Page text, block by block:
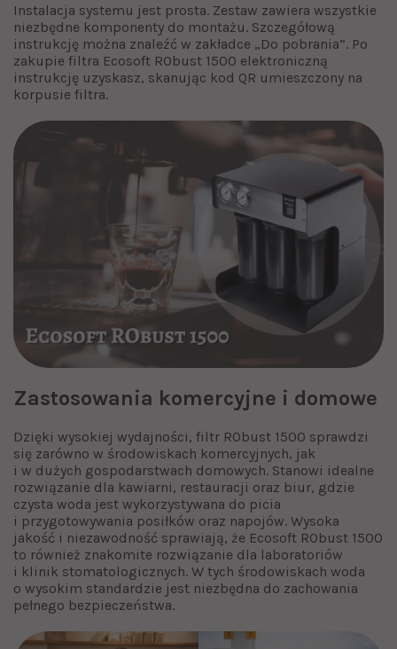
Instalacja systemu jest prosta. Zestaw zawiera wszystkie
niezbędne komponenty do montażu. Szczegółową
instrukcję można znaleźć w zakładce „Do pobrania”. Po
zakupie filtra Ecosoft RObust 1500 elektroniczną
instrukcję uzyskasz, skanując kod QR umieszczony na
korpusie filtra.
Zastosowania komercyjne i domowe
Dzięki wysokiej wydajności, filtr RObust 1500 sprawdzi
się zarówno w środowiskach komercyjnych, jak
i w dużych gospodarstwach domowych. Stanowi idealne
rozwiązanie dla kawiarni, restauracji oraz biur, gdzie
czysta woda jest wykorzystywana do picia
i przygotowywania posiłków oraz napojów. Wysoka
jakość i niezawodność sprawiają, że Ecosoft RObust 1500
to również znakomite rozwiązanie dla laboratoriów
i klinik stomatologicznych. W tych środowiskach woda
o wysokim standardzie jest niezbędna do zachowania
pełnego bezpieczeństwa.